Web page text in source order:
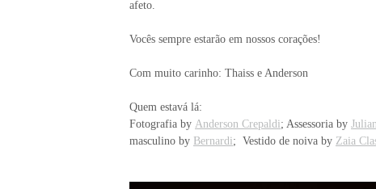
afeto.
Vocês sempre estarão em nossos corações!
Com muito carinho: Thaiss e Anderson
Quem estavá lá:
Fotografia by Anderson Crepaldi; Assessoria by
masculino by Bernardi; Vestido de noiva by Zaia